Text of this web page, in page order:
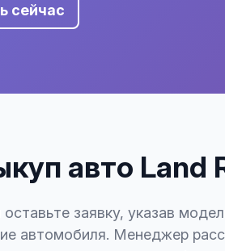
сейчас
авто Land
заявку, указав
автомобиля. Менеджер